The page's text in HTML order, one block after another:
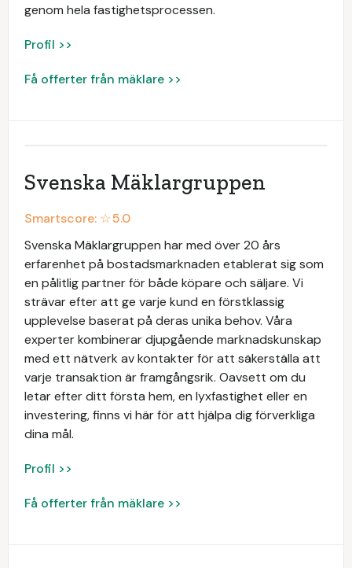
genom hela fastighetsprocessen.
Profil >>
Få offerter från mäklare >>
Svenska Mäklargruppen
Smartscore: ☆5.0
Svenska Mäklargruppen har med över 20 års
erfarenhet på bostadsmarknaden etablerat sig som
en pålitlig partner för både köpare och säljare. Vi
strävar efter att ge varje kund en förstklassig
upplevelse baserat på deras unika behov. Våra
experter kombinerar djupgående marknadskunskap
med ett nätverk av kontakter för att säkerställa att
varje transaktion är framgångsrik. Oavsett om du
letar efter ditt första hem, en lyxfastighet eller en
investering, finns vi här för att hjälpa dig förverkliga
dina mål.
Profil >>
Få offerter från mäklare >>